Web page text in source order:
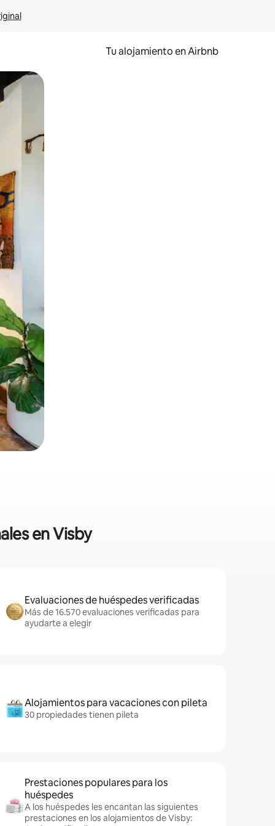
Tu alojamiento en Airbnb
dedo.
en Visby
Evaluaciones de huéspedes verificadas
Más de 16.570 evaluaciones verificadas para
ayudarte a elegir
Alojamientos para vacaciones con pileta
30 propiedades tienen pileta
Prestaciones populares para los
huéspedes
A los huéspedes les encantan las siguientes
prestaciones en los alojamientos de Visby: